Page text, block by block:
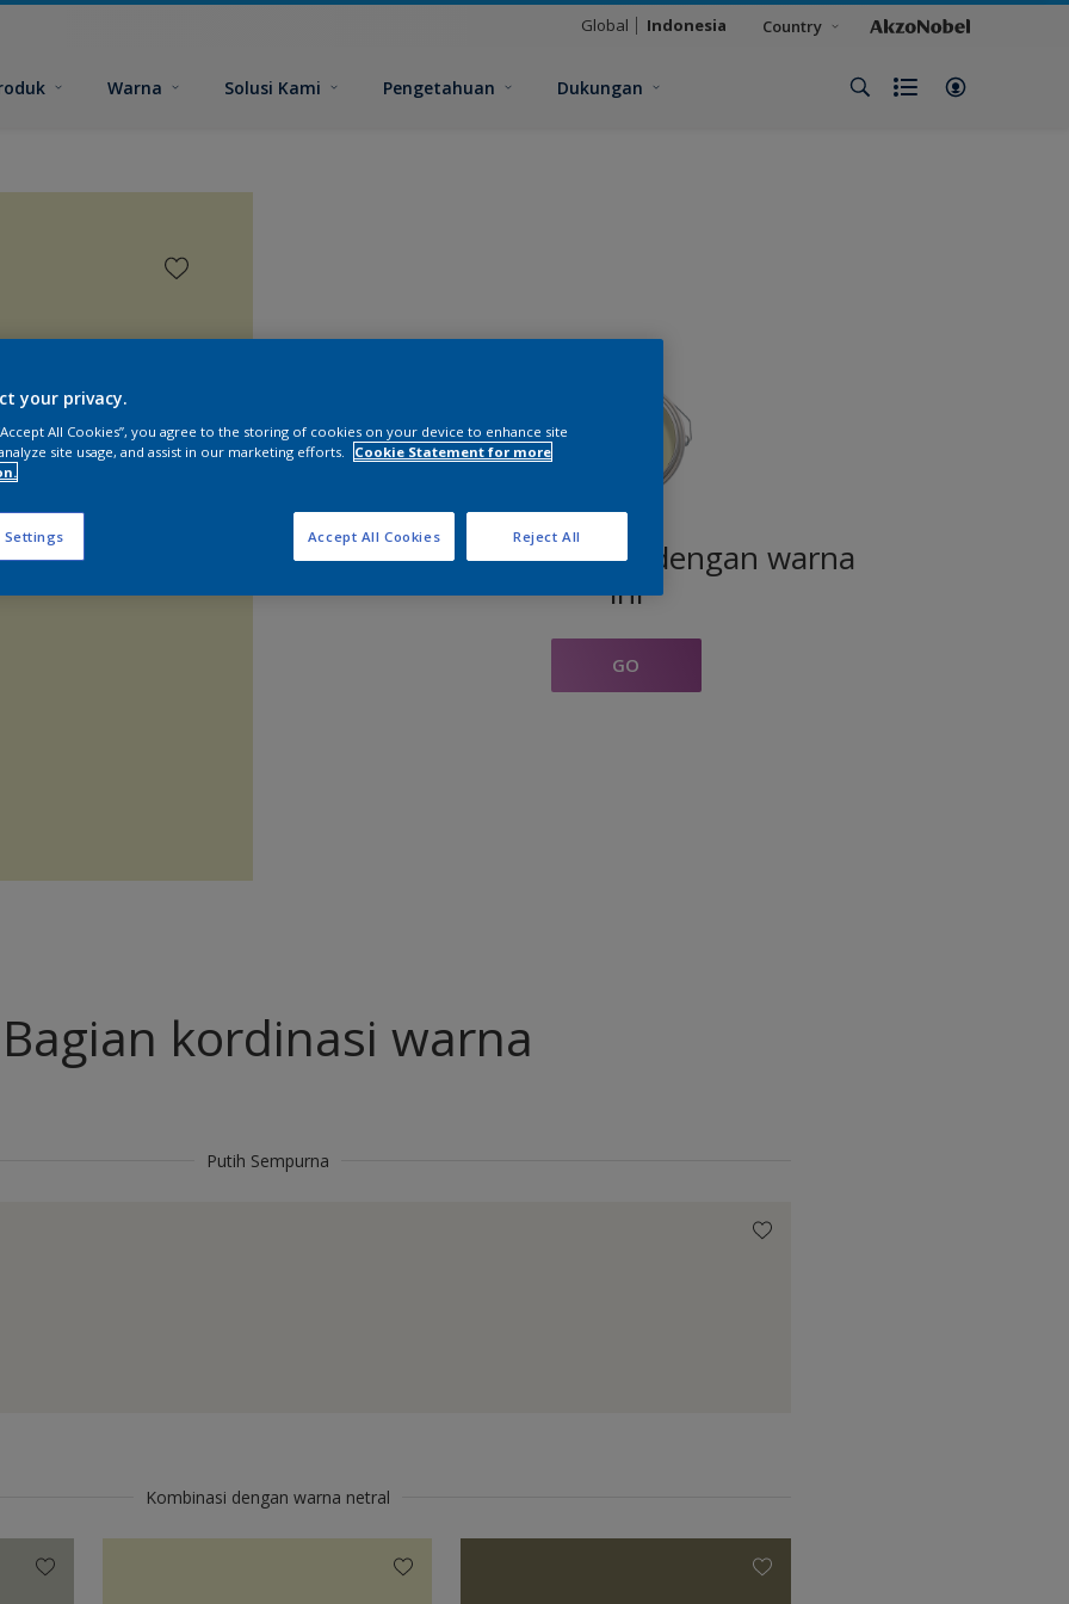
Global Indonesia Country
Warna Solusi Kami Pengetahuan Dukungan
Temukan produk dengan warna
ini
GO
Bagian kordinasi warna
Putih Sempurna
Kombinasi dengan warna netral
your privacy.
All Cookies”, you agree to the storing of cookies on your device to enhance site
site usage, and assist in our marketing efforts.
Cookie Statement for more
Settings Reject All
Accept All Cookies